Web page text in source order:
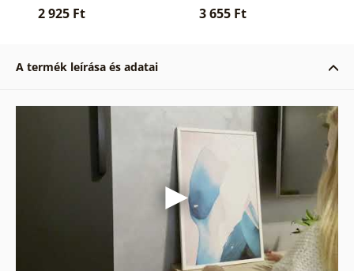
2 925 Ft 3 655 Ft
A termék leírása és adatai